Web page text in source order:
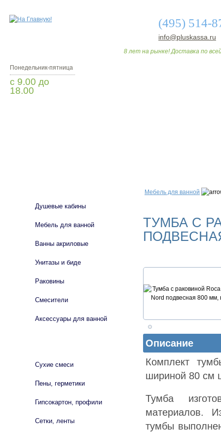
(495) 514-
info@pluskassa.ru
8 лет на рынке! Доставка по
Понедельник-пятница
с 9.00 до
18.00
Мебель для ванной
ТУМБА С
Описание
Комплект
шириной 80 см
Тумба
материалов.
тумбы
Душевые кабины
Мебель для ванной
Ванны акриловые
Унитазы и биде
Раковины
Смесители
Аксессуары для ванной
Сухие смеси
Пены, герметики
Гипсокартон, профили
Сетки, ленты